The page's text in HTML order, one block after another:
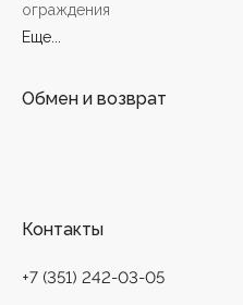
ограждения
Еще...
Обмен и возврат
Контакты
+7 (351) 242-03-05